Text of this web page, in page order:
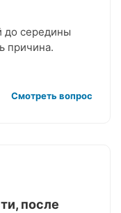
до середины
причина.
Смотреть вопрос
после